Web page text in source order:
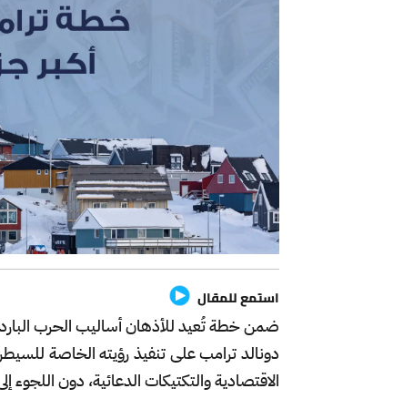
استمع للمقال
ضمن خطة تُعيد للأذهان أساليب الحرب
دونالد ترامب على تنفيذ رؤيته الخاصة
الاقتصادية والتكتيكات الدعائية، دون